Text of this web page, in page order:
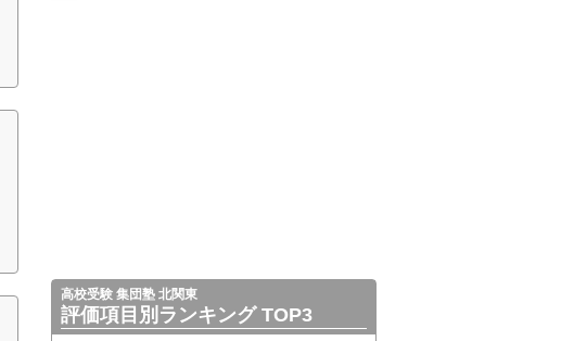
高校受験 集団塾 北関東
評価項目別ランキング TOP3